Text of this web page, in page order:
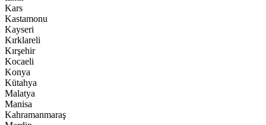
Kars
Kastamonu
Kayseri
Kırklareli
Kırşehir
Kocaeli
Konya
Kütahya
Malatya
Manisa
Kahramanmaraş